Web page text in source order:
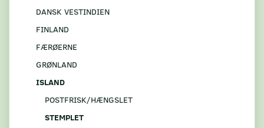
DANSK VESTINDIEN
FINLAND
FÆRØERNE
GRØNLAND
ISLAND
POSTFRISK/HÆNGSLET
STEMPLET